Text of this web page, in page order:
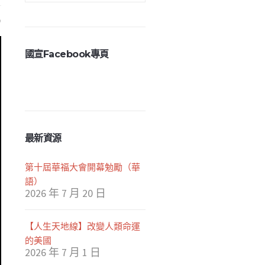
國宣Facebook專頁
最新資源
第十屆華福大會開幕勉勵（華
語）
2026 年 7 月 20 日
【人生天地線】改變人類命運
的美國
2026 年 7 月 1 日